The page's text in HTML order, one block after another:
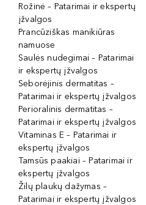
Rožinė – Patarimai ir ekspertų
įžvalgos
Prancūziškas manikiūras
namuose
Saulės nudegimai – Patarimai
ir ekspertų įžvalgos
Seborėjinis dermatitas –
Patarimai ir ekspertų įžvalgos
Perioralinis dermatitas –
Patarimai ir ekspertų įžvalgos
Vitaminas E – Patarimai ir
ekspertų įžvalgos
Tamsūs paakiai – Patarimai ir
ekspertų įžvalgos
Žilų plaukų dažymas –
Patarimai ir ekspertų įžvalgos